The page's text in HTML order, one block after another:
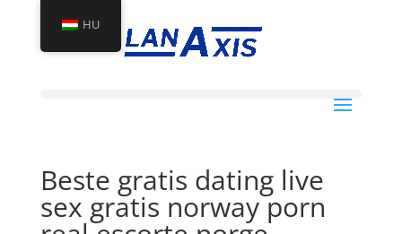
Beste gratis dating live
sex gratis norway porn
HU